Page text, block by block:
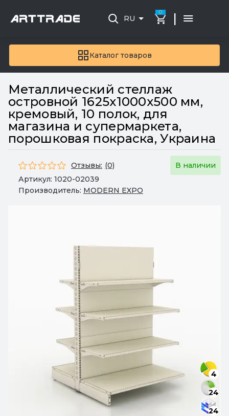
Каталог товаров
RU
0 |
Металлический стеллаж
островной 1625x1000x500 мм,
кремовый, 10 полок, для
магазина и супермаркета,
порошковая покраска, Украина
Отзывы: (0)
В наличии
Артикул: 1020-02039
Производитель: MODERN EXPO
4
24
24